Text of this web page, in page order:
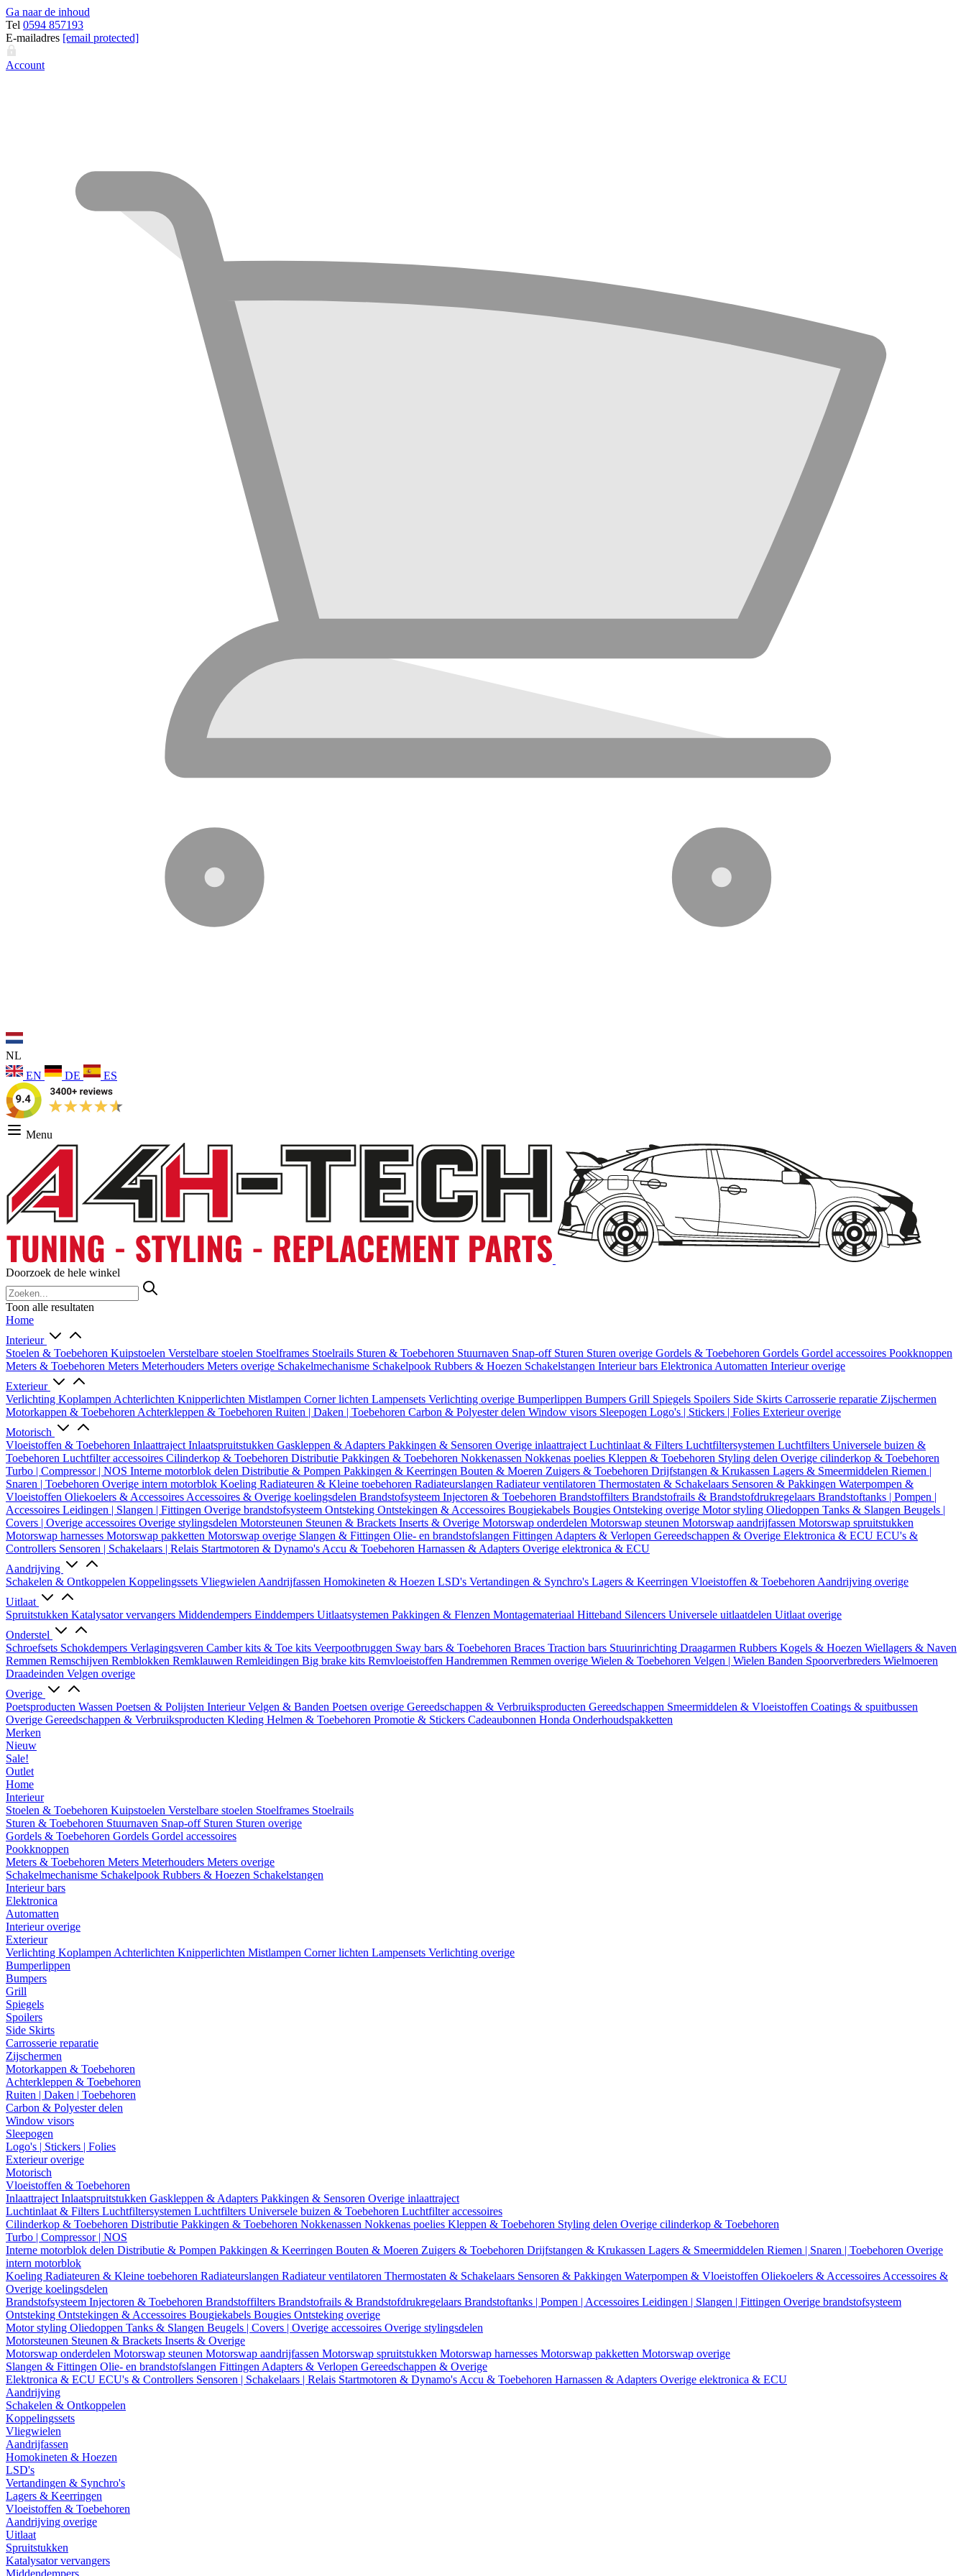
Ga naar de inhoud
Tel 0594 857193
E-mailadres [email protected]
Account
NL
EN
DE ES
Menu
Doorzoek de hele winkel
Toon alle resultaten
Home
Interieur
Stoelen & Toebehoren Kuipstoelen Verstelbare stoelen Stoelframes Stoelrails Sturen & Toebehoren Stuurnaven Snap-off Sturen Sturen overige Gordels & Toebehoren Gordels Gordel accessoires Pookknoppen
Meters & Toebehoren Meters Meterhouders Meters overige Schakelmechanisme Schakelpook Rubbers & Hoezen Schakelstangen Interieur bars Elektronica Automatten Interieur overige
Exterieur
Verlichting Koplampen Achterlichten Knipperlichten Mistlampen Corner lichten Lampensets Verlichting overige Bumperlippen Bumpers Grill Spiegels Spoilers Side Skirts Carrosserie reparatie Zijschermen
Motorkappen & Toebehoren Achterkleppen & Toebehoren Ruiten | Daken | Toebehoren Carbon & Polyester delen Window visors Sleepogen Logo's | Stickers | Folies Exterieur overige
Motorisch
Vloeistoffen & Toebehoren Inlaattraject Inlaatspruitstukken Gaskleppen & Adapters Pakkingen & Sensoren Overige inlaattraject Luchtinlaat & Filters Luchtfiltersystemen Luchtfilters Universele buizen &
Toebehoren Luchtfilter accessoires Cilinderkop & Toebehoren Distributie Pakkingen & Toebehoren Nokkenassen Nokkenas poelies Kleppen & Toebehoren Styling delen Overige cilinderkop & Toebehoren
Turbo | Compressor | NOS Interne motorblok delen Distributie & Pompen Pakkingen & Keerringen Bouten & Moeren Zuigers & Toebehoren Drijfstangen & Krukassen Lagers & Smeermiddelen Riemen |
Snaren | Toebehoren Overige intern motorblok Koeling Radiateuren & Kleine toebehoren Radiateurslangen Radiateur ventilatoren Thermostaten & Schakelaars Sensoren & Pakkingen Waterpompen &
Vloeistoffen Oliekoelers & Accessoires Accessoires & Overige koelingsdelen Brandstofsysteem Injectoren & Toebehoren Brandstoffilters Brandstofrails & Brandstofdrukregelaars Brandstoftanks | Pompen |
Accessoires Leidingen | Slangen | Fittingen Overige brandstofsysteem Ontsteking Ontstekingen & Accessoires Bougiekabels Bougies Ontsteking overige Motor styling Oliedoppen Tanks & Slangen Beugels |
Covers | Overige accessoires Overige stylingsdelen Motorsteunen Steunen & Brackets Inserts & Overige Motorswap onderdelen Motorswap steunen Motorswap aandrijfassen Motorswap spruitstukken
Motorswap harnesses Motorswap pakketten Motorswap overige Slangen & Fittingen Olie- en brandstofslangen Fittingen Adapters & Verlopen Gereedschappen & Overige Elektronica & ECU ECU's &
Controllers Sensoren | Schakelaars | Relais Startmotoren & Dynamo's Accu & Toebehoren Harnassen & Adapters Overige elektronica & ECU
Aandrijving
Schakelen & Ontkoppelen Koppelingssets Vliegwielen Aandrijfassen Homokineten & Hoezen LSD's Vertandingen & Synchro's Lagers & Keerringen Vloeistoffen & Toebehoren Aandrijving overige
Uitlaat
Spruitstukken Katalysator vervangers Middendempers Einddempers Uitlaatsystemen Pakkingen & Flenzen Montagemateriaal Hitteband Silencers Universele uitlaatdelen Uitlaat overige
Onderstel
Schroefsets Schokdempers Verlagingsveren Camber kits & Toe kits Veerpootbruggen Sway bars & Toebehoren Braces Traction bars Stuurinrichting Draagarmen Rubbers Kogels & Hoezen Wiellagers & Naven
Remmen Remschijven Remblokken Remklauwen Remleidingen Big brake kits Remvloeistoffen Handremmen Remmen overige Wielen & Toebehoren Velgen | Wielen Banden Spoorverbreders Wielmoeren
Draadeinden Velgen overige
Overige
Poetsproducten Wassen Poetsen & Polijsten InterieurVelgen & Banden Poetsen overige Gereedschappen & Verbruiksproducten Gereedschappen Smeermiddelen & Vloeistoffen Coatings & spuitbussen
Overige Gereedschappen & Verbruiksproducten Kleding Helmen & Toebehoren Promotie & Stickers Cadeaubonnen Honda Onderhoudspakketten
Merken
Nieuw
Sale!
Outlet
Home
Interieur
Stoelen & Toebehoren Kuipstoelen Verstelbare stoelen Stoelframes Stoelrails
Sturen & Toebehoren Stuurnaven Snap-off Sturen Sturen overige
Gordels & Toebehoren Gordels Gordel accessoires
Pookknoppen
Meters & Toebehoren Meters Meterhouders Meters overige
Schakelmechanisme Schakelpook Rubbers & Hoezen Schakelstangen
Interieur bars
Elektronica
Automatten
Interieur overige
Exterieur
Verlichting Koplampen Achterlichten Knipperlichten Mistlampen Corner lichten Lampensets Verlichting overige
Bumperlippen
Bumpers
Grill
Spiegels
Spoilers
Side Skirts
Carrosserie reparatie
Zijschermen
Motorkappen & Toebehoren
Achterkleppen & Toebehoren
Ruiten | Daken | Toebehoren
Carbon & Polyester delen
Window visors
Sleepogen
Logo's | Stickers | Folies
Exterieur overige
Motorisch
Vloeistoffen & Toebehoren
Inlaattraject Inlaatspruitstukken Gaskleppen & Adapters Pakkingen & Sensoren Overige inlaattraject
Luchtinlaat & Filters Luchtfiltersystemen Luchtfilters Universele buizen & Toebehoren Luchtfilter accessoires
Cilinderkop & Toebehoren Distributie Pakkingen & Toebehoren Nokkenassen Nokkenas poelies Kleppen & Toebehoren Styling delen Overige cilinderkop & Toebehoren
Turbo | Compressor | NOS
Interne motorblok delen Distributie & Pompen Pakkingen & Keerringen Bouten & Moeren Zuigers & Toebehoren Drijfstangen & Krukassen Lagers & Smeermiddelen Riemen | Snaren | Toebehoren Overige
intern motorblok
Koeling Radiateuren & Kleine toebehoren Radiateurslangen Radiateur ventilatoren Thermostaten & Schakelaars Sensoren & Pakkingen Waterpompen & Vloeistoffen Oliekoelers & Accessoires Accessoires &
Overige koelingsdelen
Brandstofsysteem Injectoren & Toebehoren Brandstoffilters Brandstofrails & Brandstofdrukregelaars Brandstoftanks | Pompen | Accessoires Leidingen | Slangen | Fittingen Overige brandstofsysteem
Ontsteking Ontstekingen & Accessoires Bougiekabels Bougies Ontsteking overige
Motor styling Oliedoppen Tanks & Slangen Beugels | Covers | Overige accessoires Overige stylingsdelen
Motorsteunen Steunen & Brackets Inserts & Overige
Motorswap onderdelen Motorswap steunen Motorswap aandrijfassen Motorswap spruitstukken Motorswap harnesses Motorswap pakketten Motorswap overige
Slangen & Fittingen Olie- en brandstofslangen Fittingen Adapters & Verlopen Gereedschappen & Overige
Elektronica & ECU ECU's & Controllers Sensoren | Schakelaars | Relais Startmotoren & Dynamo's Accu & Toebehoren Harnassen & Adapters Overige elektronica & ECU
Aandrijving
Schakelen & Ontkoppelen
Koppelingssets
Vliegwielen
Aandrijfassen
Homokineten & Hoezen
LSD's
Vertandingen & Synchro's
Lagers & Keerringen
Vloeistoffen & Toebehoren
Aandrijving overige
Uitlaat
Spruitstukken
Katalysator vervangers
Middendempers